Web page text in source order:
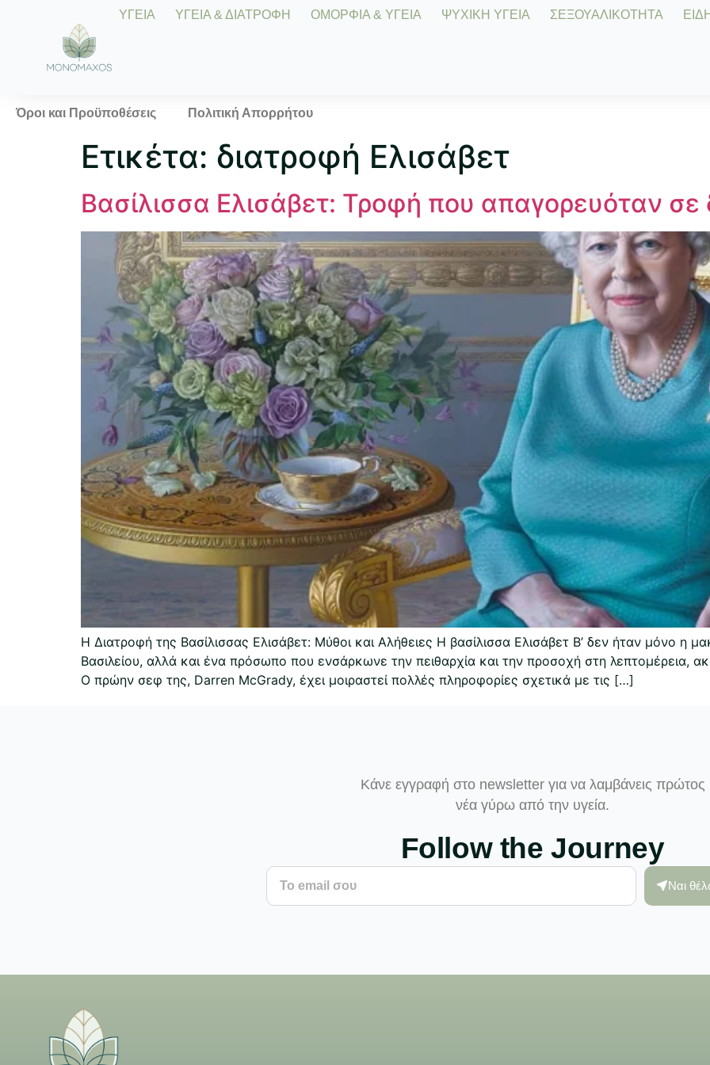
ΥΓΕΙΑ ΥΓΕΙΑ & ΔΙΑΤΡΟΦΗ ΟΜΟΡΦΙΑ & ΥΓΕΙΑ ΨΥΧΙΚΗ ΥΓΕΙΑ ΣΕΞΟΥΑΛΙΚΟΤΗΤΑ
Όροι και Προϋποθέσεις Πολιτική Απορρήτου
Ετικέτα: διατροφή Ελισάβετ
Βασίλισσα Ελισάβετ: Τροφή που απαγορευόταν σε
Η Διατροφή της Βασίλισσας Ελισάβετ: Μύθοι και Αλήθειες Η βασίλισσα Ελισάβετ Β’ δεν ήταν μόνο η
Βασιλείου, αλλά και ένα πρόσωπο που ενσάρκωνε την πειθαρχία και την προσοχή στη λεπτομέρεια,
Ο πρώην σεφ της, Darren McGrady, έχει μοιραστεί πολλές πληροφορίες σχετικά με τις […]
Κάνε εγγραφή στο newsletter για να λαμβάνεις πρώτος
νέα γύρω από την υγεία.
Follow the Journey
Ναι